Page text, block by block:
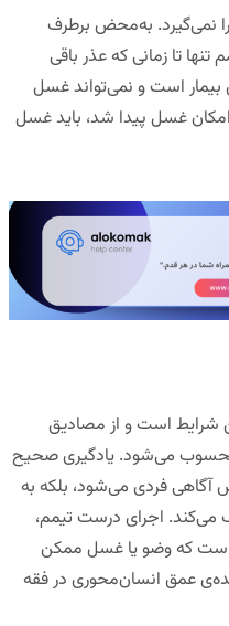
نمی‌گیرد. به‌محض برطرف
تا زمانی که عذر باقی
بیمار است و نمی‌تواند غسل
غسل پیدا شد، باید غسل
شرایط است و از مصادیق
می‌شود. یادگیری صحیح
آگاهی فردی می‌شود، بلکه به
می‌کند. اجرای درست تیمم،
است که وضو یا غسل ممکن
عمق انسان‌محوری در فقه